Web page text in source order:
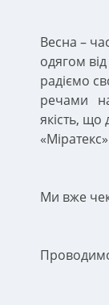
Весна –
одягом
радіємо
речами
якість, що
Ми вже